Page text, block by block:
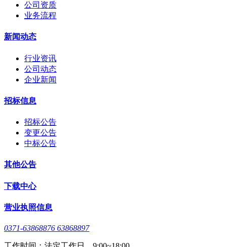
公司资质
业务流程
新闻动态
行业资讯
公司动态
企业新闻
招标信息
招标公告
变更公告
中标公告
其他公告
下载中心
营业执照信息
0371-63868876 63868897